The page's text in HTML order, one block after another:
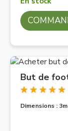
But de
Dimensions :